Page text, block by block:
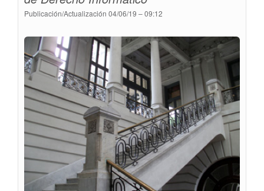
Publicación/Actualización 04/06/19 – 09:12